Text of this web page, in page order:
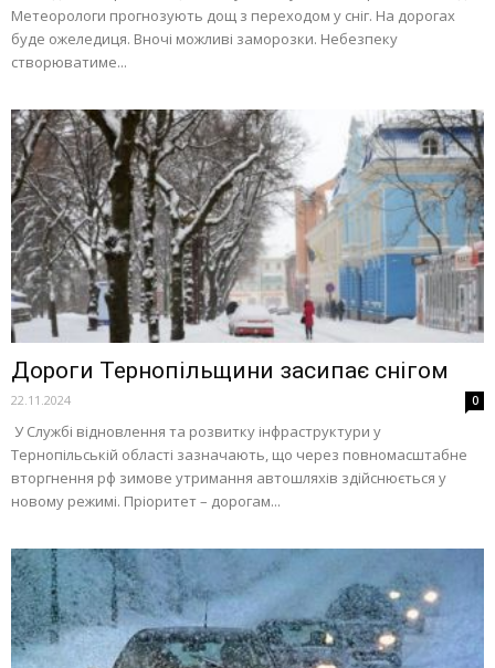
Метеорологи прогнозують дощ з переходом у сніг. На дорогах
буде ожеледиця. Вночі можливі заморозки. Небезпеку
створюватиме...
Дороги Тернопільщини засипає снігом
22.11.2024 0
У Службі відновлення та розвитку інфраструктури у
Тернопільській області зазначають, що через повномасштабне
вторгнення рф зимове утримання автошляхів здійснюється у
новому режимі. Пріоритет – дорогам...